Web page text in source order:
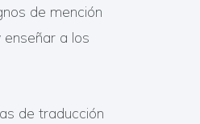
de mención
a los
de traducción